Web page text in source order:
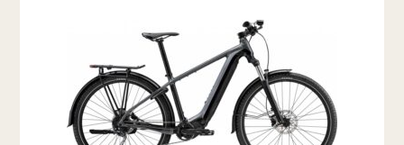
meerdere
variaties.
Deze
optie
kan
gekozen
worden
op